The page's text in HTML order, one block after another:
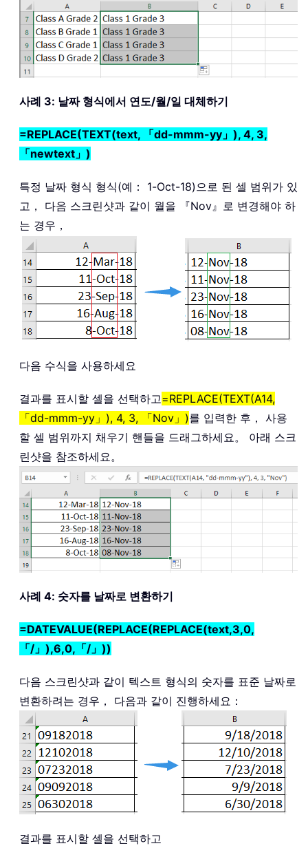
사례 3: 날짜 형식에서 연도/월/일 대체하기
=REPLACE(TEXT(text, 「dd-mmm-yy」), 4, 3,
「newtext」)
특정 날짜 형식 형식(예： 1-Oct-18)으로 된 셀 범위가 있
고， 다음 스크린샷과 같이 월을 『Nov』로 변경해야 하
는 경우，
다음 수식을 사용하세요
결과를 표시할 셀을 선택하고=REPLACE(TEXT(A14,
「dd-mmm-yy」), 4, 3, 「Nov」)를 입력한 후， 사용
할 셀 범위까지 채우기 핸들을 드래그하세요。 아래 스크
린샷을 참조하세요。
사례 4: 숫자를 날짜로 변환하기
=DATEVALUE(REPLACE(REPLACE(text,3,0,
「/」),6,0,「/」))
다음 스크린샷과 같이 텍스트 형식의 숫자를 표준 날짜로
변환하려는 경우， 다음과 같이 진행하세요：
결과를 표시할 셀을 선택하고